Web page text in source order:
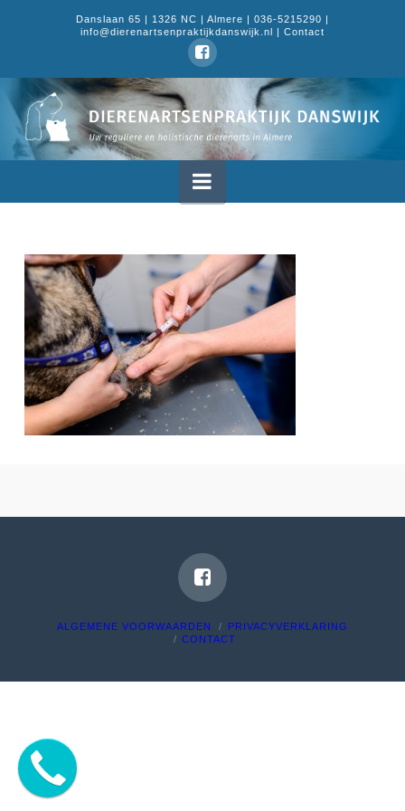
Danslaan 65 | 1326 NC | Almere | 036-5215290 |
info@dierenartsenpraktijkdanswijk.nl | Contact
Dierenartsenpraktijk
Danswijk
Navigation
ALGEMENE VOORWAARDEN
PRIVACYVERKLARING
CONTACT